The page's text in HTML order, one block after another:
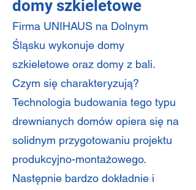
domy szkieletowe
Firma UNIHAUS na Dolnym
Śląsku wykonuje domy
szkieletowe oraz domy z bali.
Czym się charakteryzują?
Technologia budowania tego typu
drewnianych domów opiera się na
solidnym przygotowaniu projektu
produkcyjno-montażowego.
Następnie bardzo dokładnie i